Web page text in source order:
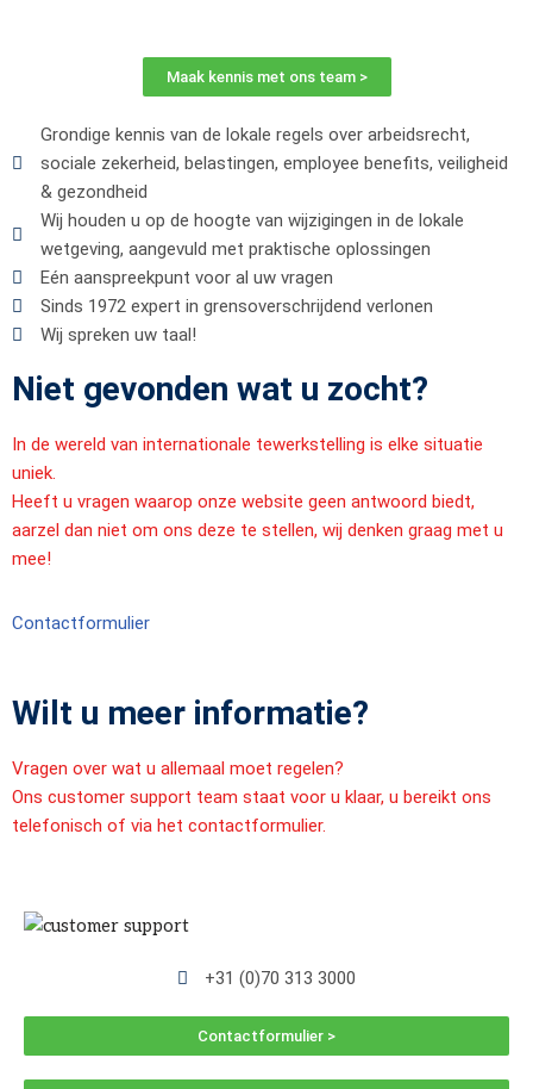
Maak kennis met ons team >
Grondige kennis van de lokale regels over arbeidsrecht,
sociale zekerheid, belastingen, employee benefits, veiligheid
& gezondheid
Wij houden u op de hoogte van wijzigingen in de lokale
wetgeving, aangevuld met praktische oplossingen
Eén aanspreekpunt voor al uw vragen
Sinds 1972 expert in grensoverschrijdend verlonen
Wij spreken uw taal!
Wilt u meer informatie?
Vragen over wat u allemaal moet regelen?
Ons customer support team staat voor u klaar, u bereikt ons
telefonisch of via het contactformulier.
+31 (0)70 313 3000
Contactformulier >
Niet gevonden wat u zocht?
In de wereld van internationale tewerkstelling is elke situatie
uniek.
Heeft u vragen waarop onze website geen antwoord biedt,
aarzel dan niet om ons deze te stellen, wij denken graag met u
mee!
Contactformulier